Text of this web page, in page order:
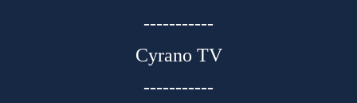
-----------
Cyrano TV
-----------